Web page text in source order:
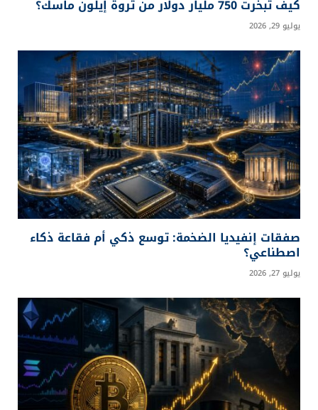
كيف تبخرت 750 مليار دولار من ثروة إيلون ماسك؟
يوليو 29, 2026
صفقات إنفيديا الضخمة: توسع ذكي أم فقاعة ذكاء
اصطناعي؟
يوليو 27, 2026